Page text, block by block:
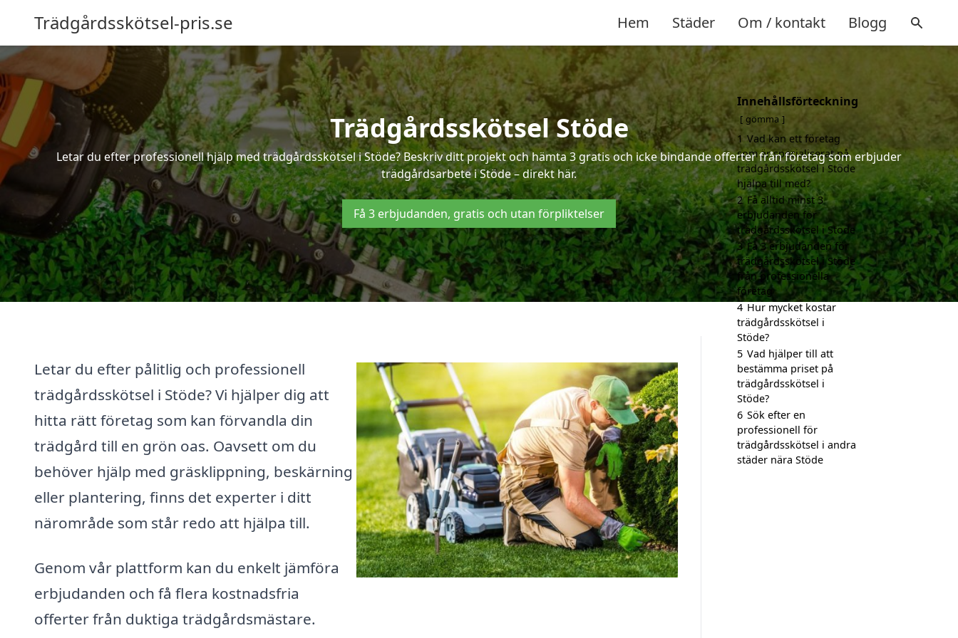
Trädgårdsskötsel-pris.se Hem Städer Om / kontakt Blogg
Trädgårdsskötsel Stöde
Letar du efter professionell hjälp med trädgårdsskötsel i Stöde? Beskriv ditt projekt och hämta 3 gratis och icke bindande offerter från företag som erbjuder
trädgårdsarbete i Stöde – direkt här.
Få 3 erbjudanden, gratis och utan förpliktelser
Letar du efter pålitlig och professionell
trädgårdsskötsel i Stöde? Vi hjälper dig att
hitta rätt företag som kan förvandla din
trädgård till en grön oas. Oavsett om du
behöver hjälp med gräsklippning, beskärning
eller plantering, finns det experter i ditt
närområde som står redo att hjälpa till.
Genom vår plattform kan du enkelt jämföra
erbjudanden och få flera kostnadsfria
offerter från duktiga trädgårdsmästare.
Innehållsförteckning
gömma
1 Vad kan ett företag
som är specialiserat på
trädgårdsskötsel i Stöde
hjälpa till med?
2 Få alltid minst 3
erbjudanden för
trädgårdsskötsel i Stöde
3 Få 3 erbjudanden för
trädgårdsskötsel i Stöde
från professionella
företag
4 Hur mycket kostar
trädgårdsskötsel i
Stöde?
5 Vad hjälper till att
bestämma priset på
trädgårdsskötsel i
Stöde?
6 Sök efter en
professionell för
trädgårdsskötsel i andra
städer nära Stöde